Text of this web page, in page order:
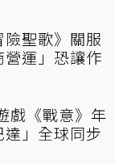
險聖歌》關服
運」恐讓作
戲《戰意》年
」全球同步